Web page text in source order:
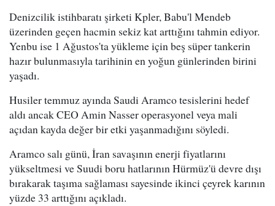
Denizcilik istihbaratı şirketi Kpler, Babu'l Mendeb
üzerinden geçen hacmin sekiz kat arttığını tahmin ediyor.
Yenbu ise 1 Ağustos'ta yükleme için beş süper tankerin
hazır bulunmasıyla tarihinin en yoğun günlerinden birini
yaşadı.
Husiler temmuz ayında Saudi Aramco tesislerini hedef
aldı ancak CEO Amin Nasser operasyonel veya mali
açıdan kayda değer bir etki yaşanmadığını söyledi.
Aramco salı günü, İran savaşının enerji fiyatlarını
yükseltmesi ve Suudi boru hatlarının Hürmüz'ü devre dışı
bırakarak taşıma sağlaması sayesinde ikinci çeyrek karının
yüzde 33 arttığını açıkladı.